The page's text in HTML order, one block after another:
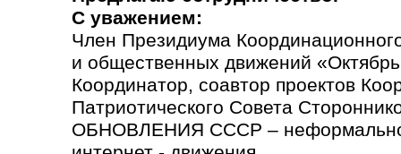
С уважением:
Член Президиума
и общественных движений
Координатор, соавтор проектов
Патриотического Совета
ОБНОВЛЕНИЯ СССР –